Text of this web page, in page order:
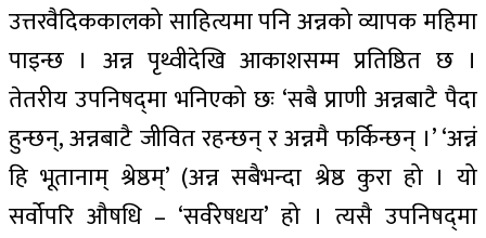
उत्तरवैदिककालको साहित्यमा पनि अन्नको व्यापक महिमा
पाइन्छ । अन्न पृथ्वीदेखि आकाशसम्म प्रतिष्ठित छ ।
तेतरीय उपनिषद्‌मा भनिएको छः ‘सबै प्राणी अन्नबाटै पैदा
हुन्छन्, अन्नबाटै जीवित रहन्छन् र अन्नमै फर्किन्छन् ।’ ‘अन्नं
हि भूतानाम् श्रेष्ठम्’ (अन्न सबैभन्दा श्रेष्ठ कुरा हो । यो
सर्वोपरि औषधि – ‘सर्वरेषधय’ हो । त्यसै उपनिषद्‌मा